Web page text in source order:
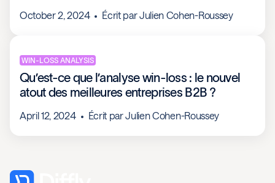
October 2, 2024 Écrit parJulien Cohen-Roussey
WIN-LOSS ANALYSIS
Qu’est-ce que l’analyse win-loss : le nouvel
atout des meilleures entreprises B2B ?
April 12, 2024 Écrit parJulien Cohen-Roussey